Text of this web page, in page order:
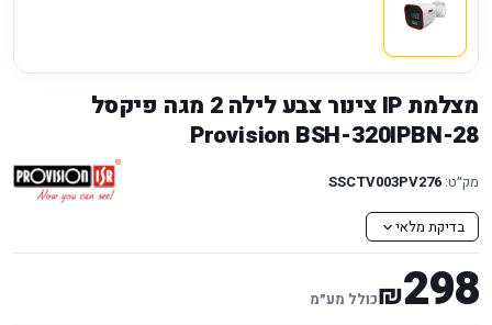
מצלמת IP צינור צבע לילה 2 מגה פיקסל
Provision BSH-320IPBN-28
מק״ט: SSCTV003PV276
בדיקת מלאי
298
₪כולל מע״מ